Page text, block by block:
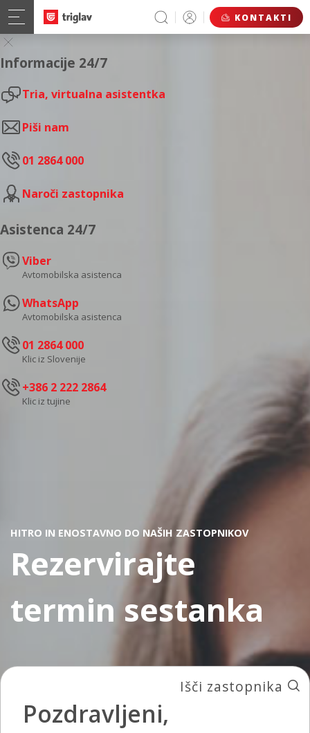
KONTAKTI
Informacije 24/7
Tria, virtualna asistentka
Piši nam
01 2864 000
Naroči zastopnika
Asistenca 24/7
Viber
Avtomobilska asistenca
WhatsApp
Avtomobilska asistenca
01 2864 000
Klic iz Slovenije
+386 2 222 2864
Klic iz tujine
HITRO IN ENOSTAVNO DO NAŠIH ZASTOPNIKOV
Rezervirajte
termin sestanka
Išči zastopnika
Pozdravljeni,